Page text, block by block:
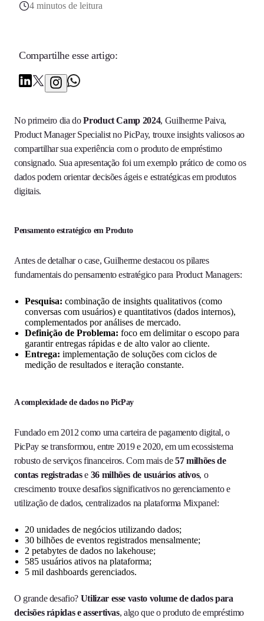
4 minutos de leitura
Compartilhe esse artigo:
No primeiro dia doProduct Camp 2024, Guilherme Paiva,
Product Manager Specialist no PicPay, trouxe insights valiosos ao
compartilhar sua experiência com o produto de empréstimo
consignado. Sua apresentação foi um exemplo prático de como os
dados podem orientar decisões ágeis e estratégicas em produtos
digitais.
Pensamento estratégico em Produto
Antes de detalhar o case, Guilherme destacou os pilares
fundamentais do pensamento estratégico para Product Managers:
Pesquisa: combinação de insights qualitativos (como
conversas com usuários) e quantitativos (dados internos),
complementados por análises de mercado.
Definição de Problema: foco em delimitar o escopo para
garantir entregas rápidas e de alto valor ao cliente.
Entrega: implementação de soluções com ciclos de
medição de resultados e iteração constante.
A complexidade de dados no PicPay
Fundado em 2012 como uma carteira de pagamento digital, o
PicPay se transformou, entre 2019 e 2020, em um ecossistema
robusto de serviços financeiros. Com mais de57 milhões de
contas registradase 36 milhões de usuários ativos, o
crescimento trouxe desafios significativos no gerenciamento e
utilização de dados, centralizados na plataforma Mixpanel:
20 unidades de negócios utilizando dados;
30 bilhões de eventos registrados mensalmente;
2 petabytes de dados no lakehouse;
585 usuários ativos na plataforma;
5 mil dashboards gerenciados.
O grande desafio? Utilizar esse vasto volume de dados para
decisões rápidas e assertivas, algo que o produto de empréstimo